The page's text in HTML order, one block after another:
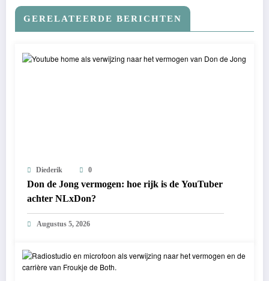
GERELATEERDE BERICHTEN
Diederik 0
Don de Jong vermogen: hoe rijk is de YouTuber
achter NLxDon?
Augustus 5, 2026